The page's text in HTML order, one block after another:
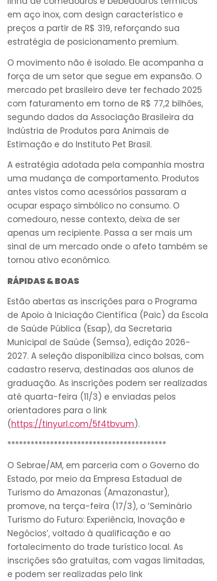
em aço inox, com design característico e
preços a partir de R$ 319, reforçando sua
estratégia de posicionamento premium.
O movimento não é isolado. Ele acompanha a
força de um setor que segue em expansão. O
mercado pet brasileiro deve ter fechado 2025
com faturamento em torno de R$ 77,2 bilhões,
segundo dados da Associação Brasileira da
Indústria de Produtos para Animais de
Estimação e do Instituto Pet Brasil.
A estratégia adotada pela companhia mostra
uma mudança de comportamento. Produtos
antes vistos como acessórios passaram a
ocupar espaço simbólico no consumo. O
comedouro, nesse contexto, deixa de ser
apenas um recipiente. Passa a ser mais um
sinal de um mercado onde o afeto também se
tornou ativo econômico.
RÁPIDAS & BOAS
Estão abertas as inscrições para o Programa
de Apoio à Iniciação Científica (Paic) da Escola
de Saúde Pública (Esap), da Secretaria
Municipal de Saúde (Semsa), edição 2026-
2027. A seleção disponibiliza cinco bolsas, com
cadastro reserva, destinadas aos alunos de
graduação. As inscrições podem ser realizadas
até quarta-feira (11/3) e enviadas pelos
orientadores para o link
(https://tinyurl.com/5f4tbvum).
*****************************************
O Sebrae/AM, em parceria com o Governo do
Estado, por meio da Empresa Estadual de
Turismo do Amazonas (Amazonastur),
promove, na terça-feira (17/3), o ‘Seminário
Turismo do Futuro: Experiência, Inovação e
Negócios’, voltado à qualificação e ao
fortalecimento do trade turístico local. As
inscrições são gratuitas, com vagas limitadas,
e podem ser realizadas pelo link